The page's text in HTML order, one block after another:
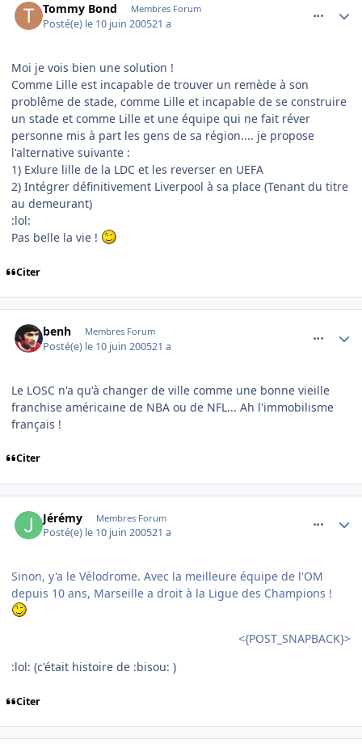
Tommy Bond Membres Forum
Posté(e) le 10 juin 200521 a
Moi je vois bien une solution !
Comme Lille est incapable de trouver un remède à son
problême de stade, comme Lille et incapable de se construire
un stade et comme Lille et une équipe qui ne fait réver
personne mis à part les gens de sa région.... je propose
l'alternative suivante :
1) Exlure lille de la LDC et les reverser en UEFA
2) Intégrer définitivement Liverpool à sa place (Tenant du titre
au demeurant)
:lol:
Pas belle la vie !
Citer
benh Membres Forum
Posté(e) le 10 juin 200521 a
Le LOSC n'a qu'à changer de ville comme une bonne vieille
franchise américaine de NBA ou de NFL... Ah l'immobilisme
français !
Citer
Jérémy Membres Forum
Posté(e) le 10 juin 200521 a
Sinon, y'a le Vélodrome. Avec la meilleure équipe de l'OM
depuis 10 ans, Marseille a droit à la Ligue des Champions !
<{POST_SNAPBACK}>
:lol: (c'était histoire de :bisou: )
Citer